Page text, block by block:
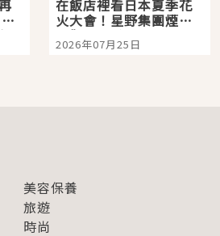
在飯店裡看日本夏季花
火大會！星野集團煙火
景觀飯店6選，讓你不用
人擠人悠閒欣賞
2026年07月25日
美容保養
旅遊
時尚